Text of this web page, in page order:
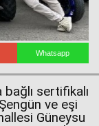
Whatsapp
sertifikalı
ve eşi
Güneysu